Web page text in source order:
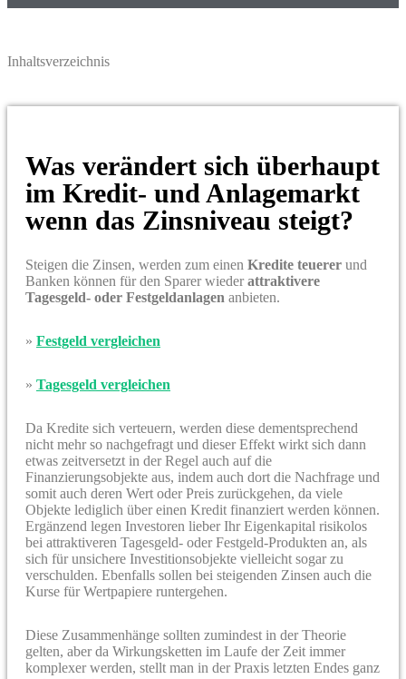
Inhaltsverzeichnis
Was verändert sich überhaupt
im Kredit- und Anlagemarkt
wenn das Zinsniveau steigt?
Steigen die Zinsen, werden zum einen Kredite teuerer und
Banken können für den Sparer wiederattraktivere
Tagesgeld- oder Festgeldanlagen anbieten.
» Festgeld vergleichen
» Tagesgeld vergleichen
Da Kredite sich verteuern, werden diese dementsprechend
nicht mehr so nachgefragt und dieser Effekt wirkt sich dann
etwas zeitversetzt in der Regel auch auf die
Finanzierungsobjekte aus, indem auch dort die Nachfrage und
somit auch deren Wert oder Preis zurückgehen, da viele
Objekte lediglich über einen Kredit finanziert werden können.
Ergänzend legen Investoren lieber Ihr Eigenkapital risikolos
bei attraktiveren Tagesgeld- oder Festgeld-Produkten an, als
sich für unsichere Investitionsobjekte vielleicht sogar zu
verschulden. Ebenfalls sollen bei steigenden Zinsen auch die
Kurse für Wertpapiere runtergehen.
Diese Zusammenhänge sollten zumindest in der Theorie
gelten, aber da Wirkungsketten im Laufe der Zeit immer
komplexer werden, stellt man in der Praxis letzten Endes ganz